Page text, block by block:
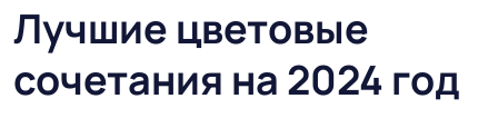
Лучшие цветовые
сочетания на 2024 год